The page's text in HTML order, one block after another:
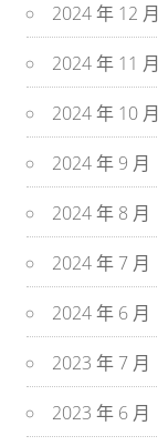
2024 年 12 月
2024 年 11 月
2024 年 10 月
2024 年 9 月
2024 年 8 月
2024 年 7 月
2024 年 6 月
2023 年 7 月
2023 年 6 月